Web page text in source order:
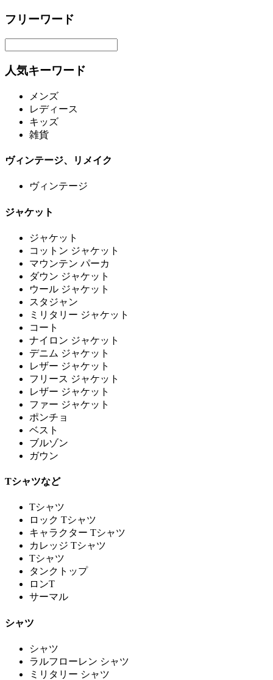
フリーワード
人気キーワード
メンズ
レディース
キッズ
雑貨
ヴィンテージ、リメイク
ヴィンテージ
ジャケット
ジャケット
コットン ジャケット
マウンテン パーカ
ダウン ジャケット
ウール ジャケット
スタジャン
ミリタリー ジャケット
コート
ナイロン ジャケット
デニム ジャケット
レザー ジャケット
フリース ジャケット
レザー ジャケット
ファー ジャケット
ポンチョ
ベスト
ブルゾン
ガウン
Tシャツなど
Tシャツ
ロック Tシャツ
キャラクター Tシャツ
カレッジ Tシャツ
Tシャツ
タンクトップ
ロンT
サーマル
シャツ
シャツ
ラルフローレン シャツ
ミリタリー シャツ